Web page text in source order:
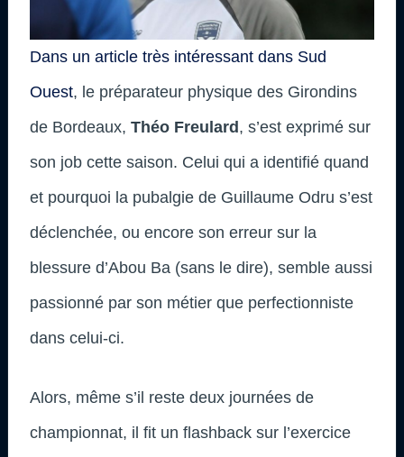
Dans un article très intéressant dans Sud
Ouest, le préparateur physique des Girondins
de Bordeaux, Théo Freulard, s’est exprimé sur
son job cette saison. Celui qui a identifié quand
et pourquoi la pubalgie de Guillaume Odru s’est
déclenchée, ou encore son erreur sur la
blessure d’Abou Ba (sans le dire), semble aussi
passionné par son métier que perfectionniste
dans celui-ci.
Alors, même s’il reste deux journées de
championnat, il fit un flashback sur l’exercice